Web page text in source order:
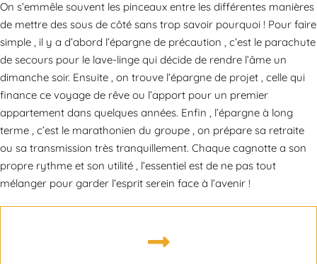
On s’emmêle souvent les pinceaux entre les différentes manières
de mettre des sous de côté sans trop savoir pourquoi ! Pour faire
simple , il y a d’abord l’épargne de précaution , c’est le parachute
de secours pour le lave-linge qui décide de rendre l’âme un
dimanche soir. Ensuite , on trouve l’épargne de projet , celle qui
finance ce voyage de rêve ou l’apport pour un premier
appartement dans quelques années. Enfin , l’épargne à long
terme , c’est le marathonien du groupe , on prépare sa retraite
ou sa transmission très tranquillement. Chaque cagnotte a son
propre rythme et son utilité , l’essentiel est de ne pas tout
mélanger pour garder l’esprit serein face à l’avenir !